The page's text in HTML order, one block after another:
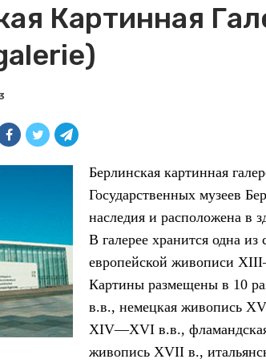
Картинная
Берлинская картинная
Государственных музеев
наследия и расположена в
В галерее хранится одна
европейской живописи
Картины размещены в 10
в.в., немецкая живопись
XIV—XVI в.в.,
живопись XVII в.,